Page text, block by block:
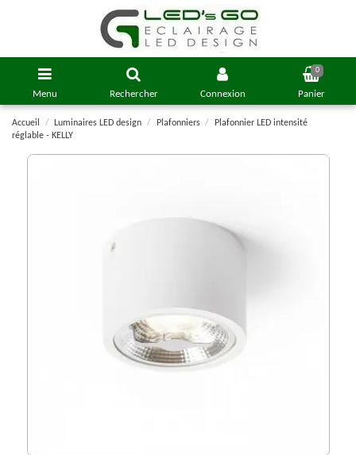
Menu Rechercher Connexion
0
Panier
Accueil Luminaires LED design Plafonniers
Plafonnier LED intensité
réglable - KELLY